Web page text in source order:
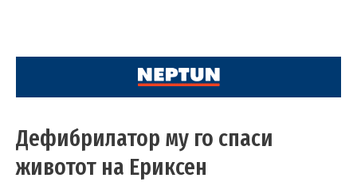
Дефибрилатор му го спаси
животот на Ериксен